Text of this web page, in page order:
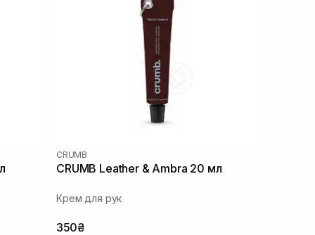
CRUMB
CRUMB Leather & Ambra 20 мл
Крем для рук
350₴